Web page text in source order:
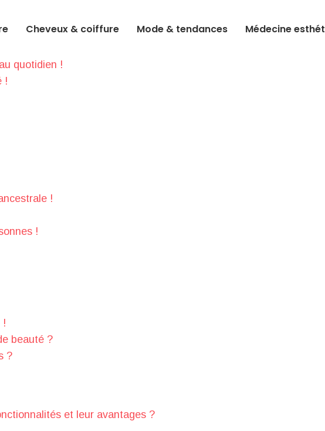
Cheveux & coiffure Mode & tendances Médecine
quotidien !
!
!
!
!
beauté ?
?
et leur avantages ?